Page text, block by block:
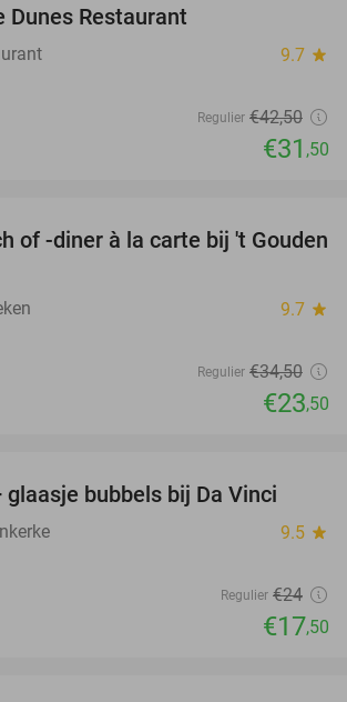
Dunes Restaurant
9.7 star
Regulier €42,50
€31 ,50
32%
of -diner à la carte bij 't Gouden
9.7 star
Regulier €34,50
€23,50
bubbels bij Da Vinci
9.5 star
Regulier €24
€17,50